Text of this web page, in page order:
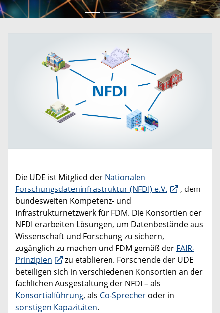
Die UDE ist Mitglied der Nationalen
Forschungsdateninfrastruktur (NFDI) e.V.
, dem
bundesweiten Kompetenz- und
Infrastrukturnetzwerk für FDM. Die Konsortien der
NFDI erarbeiten Lösungen, um Datenbestände aus
Wissenschaft und Forschung zu sichern,
zugänglich zu machen und FDM gemäß der FAIR-
Prinzipien
zu etablieren. Forschende der UDE
beteiligen sich in verschiedenen Konsortien an der
fachlichen Ausgestaltung der NFDI – als
Konsortialführung, als Co-Sprecher oder in
sonstigen Kapazitäten.